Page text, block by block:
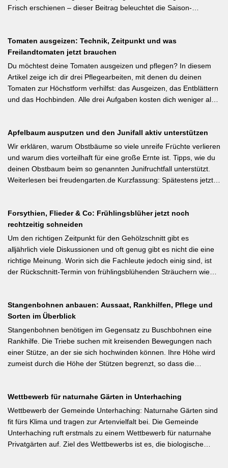
#Biodiversität #Gartengestaltung #Naturnahergarten]
Frisch erschienen – dieser Beitrag beleuchtet die Saison-
Austrocknung. Die ideale Schichtdicke liegt bei 5–10 cm, immer
mit Abstand zum Pflanzenstamm, um Fäulnis zu vermeiden.
Besonders wertvoll: Häufige Fehler wie zu dicke Schichten oder
die Verwendung von frischem Rasenschnitt als alleiniges Material
werden klar benannt. [Thema-Tag: #Bodenpflege #Mulchen
#BiologischerGartenbau]
Tomaten ausgeizen: Technik, Zeitpunkt und was
Freilandtomaten jetzt brauchen
Du möchtest deine Tomaten ausgeizen und pflegen? In diesem
Artikel zeige ich dir drei Pflegearbeiten, mit denen du deinen
Tomaten zur Höchstform verhilfst: das Ausgeizen, das Entblättern
und das Hochbinden. Alle drei Aufgaben kosten dich weniger als
Tomatenkrankheit Braunfäule vorbeugst. Weiterlesen bei
Wurzelwerk – Gartenwissen von Profis Kurzfassung: Ein bildreich
illustrierter Praxis-Leitfaden: Das Ausgeizen beginnt direkt nach
dem Auspflanzen und sollte wöchentlich wiederholt werden.
Geiztriebe morgens entfernen, damit Wunden rasch abtrocknen.
interessant: Der Artikel diskutiert, wann bei Freilandtomaten das
Ausgeizen kontraproduktiv ist – etwa bei buschigen Sorten, die
von Seitentrieben profitieren.
Apfelbaum ausputzen und den Junifall aktiv unterstützen
Wir erklären, warum Obstbäume so viele unreife Früchte verlieren
und warum dies vorteilhaft für eine große Ernte ist. Tipps, wie du
deinen Obstbaum beim so genannten Junifruchtfall unterstützt.
Weiterlesen bei freudengarten.de Kurzfassung: Spätestens jetzt –
% der Blüten werden zu Früchten, ein rechtzeitiges Eingreifen vor
dem Junifall beugt der Alternanz (Abwechslung von
Ertragsjahren) vor. Für Äpfel und Birnen gilt: max. zwei kräftige
Früchte pro Fruchtbüschel, Abstand mindestens eine Handbreit.
Früchte in Schattenzonen vollständig entfernen.
Forsythien, Flieder & Co: Frühlingsblüher jetzt noch
rechtzeitig schneiden
Um den richtigen Zeitpunkt für den Gehölzschnitt gibt es
alljährlich viele Diskussionen und oft genug gibt es nicht die eine
richtige Meinung. Worin sich die Fachleute jedoch einig sind, ist
der Rückschnitt-Termin von frühlingsblühenden Sträuchern wie
Flieder und Zierkirsche bilden ihre Blütenknospen für das nächste
Jahr im Sommer. Der Schnitt direkt nach der Blüte (bei Flieder:
sofort nach dem Verblühen!) ist die letzte Chance – wer jetzt noch
nicht geschnitten hat, sollte spätestens in den nächsten zwei
Wochen ran. Das Grundprinzip: Überflüssige alte Triebe
bodennah entfernen, damit das neue Holz ausreifen kann.
Stangenbohnen anbauen: Aussaat, Rankhilfen, Pflege und
Sorten im Überblick
Stangenbohnen benötigen im Gegensatz zu Buschbohnen eine
Rankhilfe. Die Triebe suchen mit kreisenden Bewegungen nach
einer Stütze, an der sie sich hochwinden können. Ihre Höhe wird
zumeist durch die Höhe der Stützen begrenzt, so dass die
Weiterlesen bei meine-ernte.de Kurzfassung: Bis Mitte Juni ist die
Aussaat von Stangenbohnen direkt ins Freiland noch problemlos
möglich. Samen über Nacht wässern, 5–6 cm tief setzen,
Pflanzabstand 50 cm. Als Mittelzehrer brauchen Stangenbohnen
im Gegensatz zu Buschbohnen eine moderierte Düngung
Wettbewerb für naturnahe Gärten in Unterhaching
Wettbewerb der Gemeinde Unterhaching: Naturnahe Gärten sind
fit fürs Klima und tragen zur Artenvielfalt bei. Die Gemeinde
Unterhaching ruft erstmals zu einem Wettbewerb für naturnahe
Privatgärten auf. Ziel des Wettbewerbs ist es, die biologische